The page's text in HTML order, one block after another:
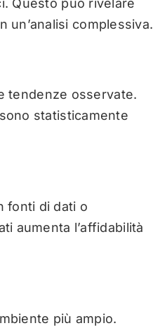
Questo può rivelare
complessiva.
tendenze osservate.
statisticamente
fonti di dati o
aumenta l’affidabilità
più ampio.